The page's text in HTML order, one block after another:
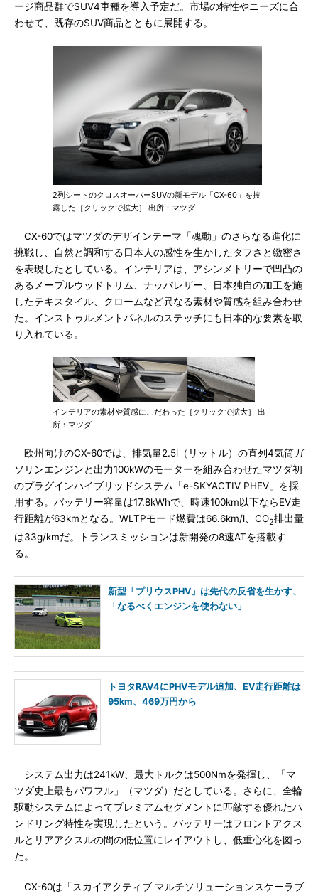
ージ商品群でSUV4車種を導入予定だ。市場の特性やニーズに合
わせて、既存のSUV商品とともに展開する。
2列シートのクロスオーバーSUVの新モデル「CX-60」を披
露した［クリックで拡大］ 出所：マツダ
CX-60ではマツダのデザインテーマ「魂動」のさらなる進化に
挑戦し、自然と調和する日本人の感性を生かしたタフさと緻密さ
を表現したとしている。インテリアは、アシンメトリーで凹凸の
あるメープルウッドトリム、ナッパレザー、日本独自の加工を施
したテキスタイル、クロームなど異なる素材や質感を組み合わせ
た。インストゥルメントパネルのステッチにも日本的な要素を取
り入れている。
インテリアの素材や質感にこだわった［クリックで拡大］ 出
所：マツダ
欧州向けのCX-60では、排気量2.5l（リットル）の直列4気筒ガ
ソリンエンジンと出力100kWのモーターを組み合わせたマツダ初
のプラグインハイブリッドシステム「e-SKYACTIV PHEV」を採
用する。バッテリー容量は17.8kWhで、時速100km以下ならEV走
行距離が63kmとなる。WLTPモード燃費は66.6km/l、CO2排出量
は33g/kmだ。トランスミッションは新開発の8速ATを搭載す
る。
新型「プリウスPHV」は先代の反省を生かす、
「なるべくエンジンを使わない」
トヨタRAV4にPHVモデル追加、EV走行距離は
95km、469万円から
システム出力は241kW、最大トルクは500Nmを発揮し、「マ
ツダ史上最もパワフル」（マツダ）だとしている。さらに、全輪
駆動システムによってプレミアムセグメントに匹敵する優れたハ
ンドリング特性を実現したという。バッテリーはフロントアクス
ルとリアアクスルの間の低位置にレイアウトし、低重心化を図っ
た。
CX-60は「スカイアクティブ マルチソリューションスケーラブ